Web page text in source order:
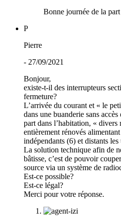
Bonne journée de la
P
Pierre
- 27/09/2021
Bonjour,
existe-t-il des interrupteurs
fermeture?
L’arrivée du courant et « le
dans une buanderie sans
part dans l’habitation, « divers
entièrement rénovés
indépendants (6) et distants
La solution technique afin de
bâtisse, c’est de pouvoir
source via un système de
Est-ce possible?
Est-ce légal?
Merci pour votre réponse.